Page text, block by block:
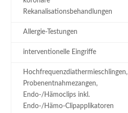
Rekanalisationsbehandlungen
Allergie-Testungen
interventionelle Eingriffe
Hochfrequenzdiathermieschlingen,
Probenentnahmezangen,
Endo-/Hämoclips inkl.
Endo-/Hämo-Clipapplikatoren